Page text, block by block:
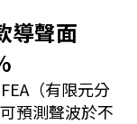
導聲面
（有限元分
預測聲波於不